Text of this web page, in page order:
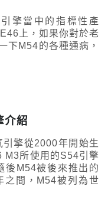
擎當中的指標性產
上，如果你對於老
下M54的各種通病，
介紹
擎從2000年開始生
M3所使用的S54引擎
後M54被後來推出的
之間，M54被列為世